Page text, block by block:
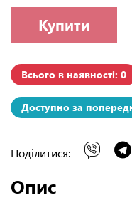
Купити
Всього в наявності: 0
Доступно за
Поділитися:
Опис